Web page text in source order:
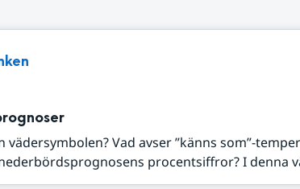
Vad avser ”känns som”-
procentsiffror? I denna